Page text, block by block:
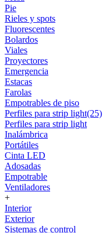
Pie
Rieles y spots
Fluorescentes
Bolardos
Viales
Proyectores
Emergencia
Estacas
Farolas
Empotrables de piso
Perfiles para strip light(25)
Perfiles para strip light
Inalámbrica
Portátiles
Cinta LED
Adosadas
Empotrable
Ventiladores
+
Interior
Exterior
Sistemas de control